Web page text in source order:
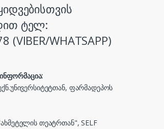
ტელ:
(VIBER/WHATSAPP)
ფარმადეპოს
თეატრთან", SELF